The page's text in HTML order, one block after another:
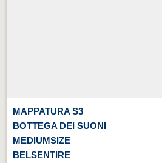
MAPPATURA S3
BOTTEGA DEI SUONI
MEDIUMSIZE
BELSENTIRE